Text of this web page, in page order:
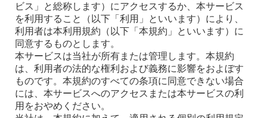
ビス」と総称します）にアクセスするか、本サービス
を利用すること（以下「利用」といいます）により、
利用者は本利用規約（以下「本規約」といいます）に
同意するものとします。
本サービスは当社が所有または管理します。本規約
は、利用者の法的な権利および義務に影響をおよぼす
ものです。本規約のすべての条項に同意できない場合
には、本サービスへのアクセスまたは本サービスの利
用をおやめください。